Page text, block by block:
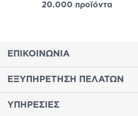
20.000 προϊόντα
ΕΠΙΚΟΙΝΩΝΙΑ
ΕΞΥΠΗΡΕΤΗΣΗ ΠΕΛΑΤΩΝ
ΥΠΗΡΕΣΙΕΣ